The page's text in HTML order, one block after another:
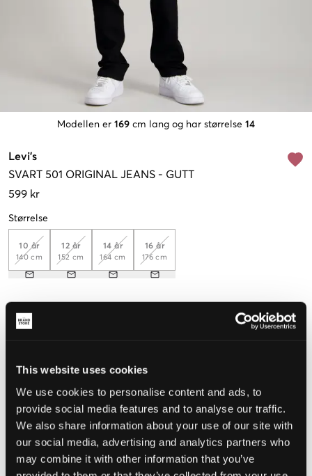
This website uses cookies
We use cookies to personalise content and ads, to
provide social media features and to analyse our traffic.
We also share information about your use of our site with
our social media, advertising and analytics partners who
may combine it with other information that you’ve
Modellen er 169 cm lang og har størrelse 14
Levi's
SVART 501 ORIGINAL JEANS - GUTT
599 kr
Størrelse
10 år
140 cm
12 år
152 cm
14 år
164 cm
16 år
176 cm
Opplevd størrelse
STØRRELSESTABELL
VELG EN STØRRELSE
Rask levering
Fri frakt over 999 kr
Retur- og bytterett i 60 dager